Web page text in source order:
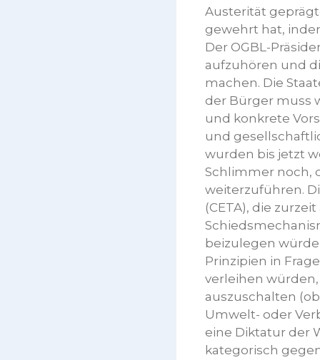
Austerität
gewehrt hat,
Der OGBL-
aufzuhören und
machen. Die
der Bürger muss
und konkrete
und
wurden bis jetzt
Schlimmer noch,
weiterzuführen.
(CETA), die
beizulegen
Prinzipien in
verleihen
auszuschalten
Umwelt- oder
eine Diktatur der
kategorisch